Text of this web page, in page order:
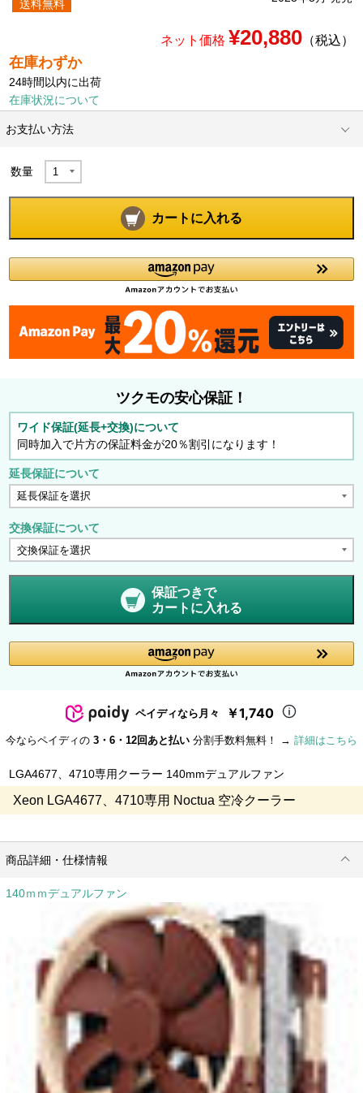
送料無料
ネット価格 ¥20,880（税込）
在庫わずか
24時間以内に出荷
在庫状況について
お支払い方法
数量
カートに入れる
ツクモの安心保証！
ワイド保証(延長+交換)について
同時加入で片方の保証料金が20％割引になります！
延長保証について
交換保証について
保証つきで
カートに入れる
ペイディなら月々 ￥1,740
今ならペイディの 3・6・12回あと払い 分割手数料無料！ → 詳細はこちら
LGA4677、4710専用クーラー 140mmデュアルファン
Xeon LGA4677、4710専用 Noctua 空冷クーラー
商品詳細・仕様情報
140ｍｍデュアルファン